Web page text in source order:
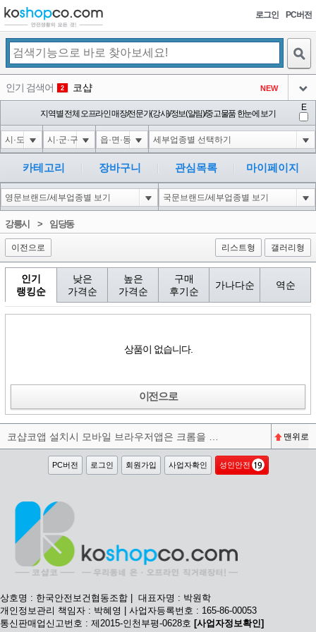
로그인 PC버전
인기 검색어 2 코샵 NEW
3 익스
아이콘
4 미끄럼방지
아이콘
5 대성설렁탕
아이콘
-16
6 1-1 waitfor delay '0:0:15' --
아이콘
0
1
지역별 전체 오프라인 매장/전문가(강사)/정보(알림)/중고물품 한눈에 보기
E
카테고리 장바구니 관심목록 마이페이지
강릉시 > 임당동
이전으로 리스트형 갤러리형
인기
랭킹순
낮은
가격순
높은
가격순
구매
후기순
가나다순 역순
상품이 없습니다.
이전으로
맨위로
PC버전 로그인 회원가입 사업자확인 성인안전
상호명 : 한국안전보건협동조합 | 대표자명 : 박원학
개인정보관리 책임자 : 박혜영 | 사업자등록번호 : 165-86-00053
통신판매업신고번호 : 제2015-인천부평-0628호 [사업자정보확인]